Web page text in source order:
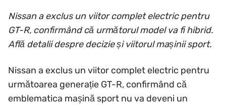
Nissan a exclus un viitor complet electric pentru
GT-R, confirmând că următorul model va fi hibrid.
Află detalii despre decizie și viitorul mașinii sport.
Nissan a exclus un viitor complet electric pentru
următoarea generație GT-R, confirmând că
emblematica mașină sport nu va deveni un